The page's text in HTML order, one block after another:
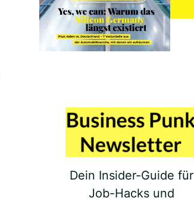
Dein Insider-Guide für
Job-Hacks und